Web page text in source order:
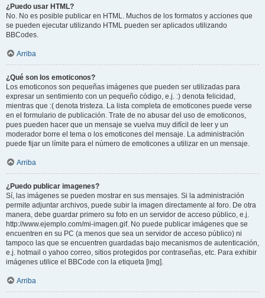
¿Puedo usar HTML?
No. No es posible publicar en HTML. Muchos de los formatos y acciones que
se pueden ejecutar utilizando HTML pueden ser aplicados utilizando
BBCodes.
Arriba
¿Qué son los emoticonos?
Los emoticonos son pequeñas imágenes que pueden ser utilizadas para
expresar un sentimiento con un pequeño código, e.j. :) denota felicidad,
mientras que :( denota tristeza. La lista completa de emoticones puede verse
en el formulario de publicación. Trate de no abusar del uso de emoticonos,
pues pueden hacer que un mensaje se vuelva muy difícil de leer y un
moderador borre el tema o los emoticones del mensaje. La administración
puede fijar un límite para el número de emoticones a utilizar en un mensaje.
Arriba
¿Puedo publicar imagenes?
Sí, las imágenes se pueden mostrar en sus mensajes. Si la administración
permite adjuntar archivos, puede subir la imagen directamente al foro. De otra
manera, debe guardar primero su foto en un servidor de acceso público, e.j.
http://www.ejemplo.com/mi-imagen.gif. No puede publicar imágenes que se
encuentren en su PC (a menos que sea un servidor de acceso público) ni
tampoco las que se encuentren guardadas bajo mecanismos de autenticación,
e.j. hotmail o yahoo correo, sitios protegidos por contraseñas, etc. Para exhibir
imágenes utilice el BBCode con la etiqueta [img].
Arriba